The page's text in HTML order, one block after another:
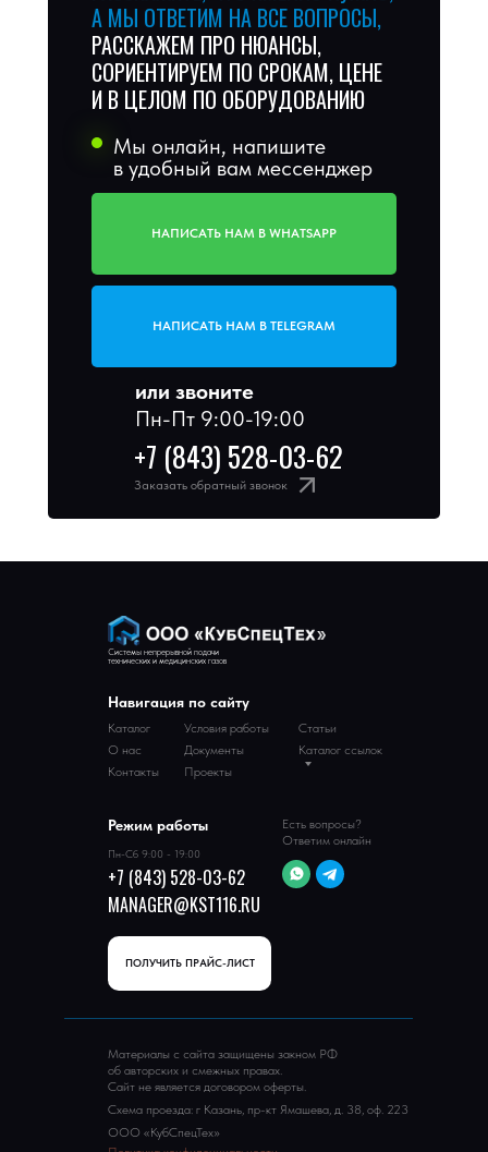
А МЫ ОТВЕТИМ НА ВСЕ ВОПРОСЫ,
РАССКАЖЕМ ПРО НЮАНСЫ,
СОРИЕНТИРУЕМ ПО СРОКАМ, ЦЕНЕ
И В ЦЕЛОМ ПО ОБОРУДОВАНИЮ
Мы онлайн, напишите
в удобный вам мессенджер
или звоните
Пн-Пт 9:00-19:00
НАПИСАТЬ НАМ В WHATSAPP
НАПИСАТЬ НАМ В TELEGRAM
+7 (843) 528-03-62
Заказать обратный звонок
Системы непрерывной подачи
технических и медицинских газов
Режим работы
Пн-Сб 9:00 - 19:00
Навигация по сайту
Каталог
О нас
Контакты
Статьи
Условия работы
Документы
Проекты
Каталог ссылок
+7 (843) 528-03-62
Есть вопросы?
Ответим онлайн
ПОЛУЧИТЬ ПРАЙС-ЛИСТ
ООО «КубСпецТех»
Материалы с сайта защищены закном РФ
об авторских и смежных правах.
Сайт не является договором оферты.
Схема проезда: г Казань, пр-кт Ямашева, д. 38, оф. 223
MANAGER@KST116.RU